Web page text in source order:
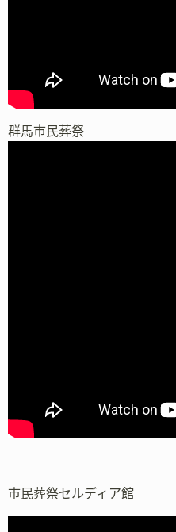
群馬市民葬祭
市民葬祭セルディア館